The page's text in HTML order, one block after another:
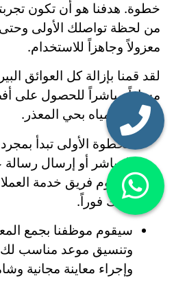
خطوة. هدفنا هو أن تكون
من لحظة تواصلك الأولى
معزولاً وجاهزاً للاستخدام.
لقد قمنا بإزالة كل العوائق
مساراً مباشراً للحصول على
خزانات المياه بحي المعذر.
الخطوة الأولى تبدأ
المباشر أو إرسال
سيقوم فريق خدمة
عليك فوراً.
سيقوم موظفنا بجمع
وتنسيق موعد مناسب لك
وإجراء معاينة مجانية